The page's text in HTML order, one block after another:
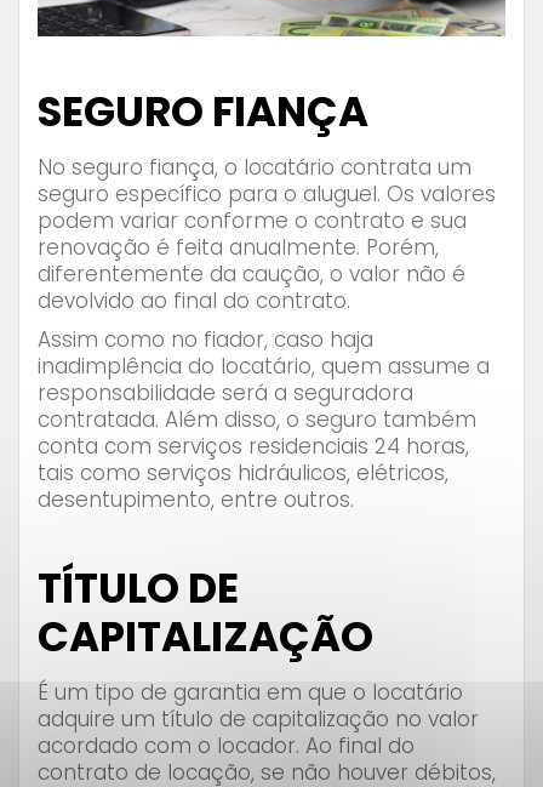
SEGURO FIANÇA
No seguro fiança, o locatário contrata um
seguro específico para o aluguel. Os valores
podem variar conforme o contrato e sua
renovação é feita anualmente. Porém,
diferentemente da caução, o valor não é
devolvido ao final do contrato.
Assim como no fiador, caso haja
inadimplência do locatário, quem assume a
responsabilidade será a seguradora
contratada. Além disso, o seguro também
conta com serviços residenciais 24 horas,
tais como serviços hidráulicos, elétricos,
desentupimento, entre outros.
TÍTULO DE
CAPITALIZAÇÃO
É um tipo de garantia em que o locatário
adquire um título de capitalização no valor
acordado com o locador. Ao final do
contrato de locação, se não houver débitos,